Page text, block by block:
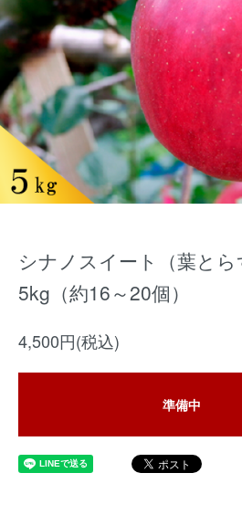
シナノスイート（葉と
5kg（約16～20個）
4,500円(税込)
準備中